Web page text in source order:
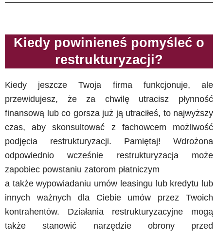
Kiedy powinieneś pomyśleć o
restrukturyzacji?
Kiedy jeszcze Twoja firma funkcjonuje, ale
przewidujesz, że za chwilę utracisz płynność
finansową lub co gorsza już ją utraciłeś, to najwyższy
czas, aby skonsultować z fachowcem możliwość
podjęcia restrukturyzacji. Pamiętaj! Wdrożona
odpowiednio wcześnie restrukturyzacja może
zapobiec powstaniu zatorom płatniczym
a także wypowiadaniu umów leasingu lub kredytu lub
innych ważnych dla Ciebie umów przez Twoich
kontrahentów. Działania restrukturyzacyjne mogą
także stanowić narzędzie obrony przed